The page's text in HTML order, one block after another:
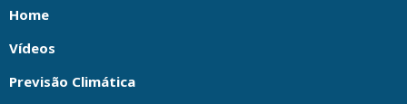
Home
Vídeos
Previsão Climática